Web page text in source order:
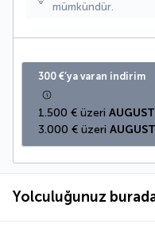
mümkündür.
300 €’ya varan indirim
1.500 € üzeri
3.000 € üzeri
Yolculuğunuz